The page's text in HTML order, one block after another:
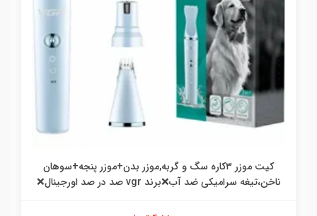
کیت موزر ۳کاره سگ و گربه,موزر بدن+موزر پنجه+سوهان
ناخن،تیغه سرامیکی ضد آب❌برند vgr صد در صد اورجینال❌